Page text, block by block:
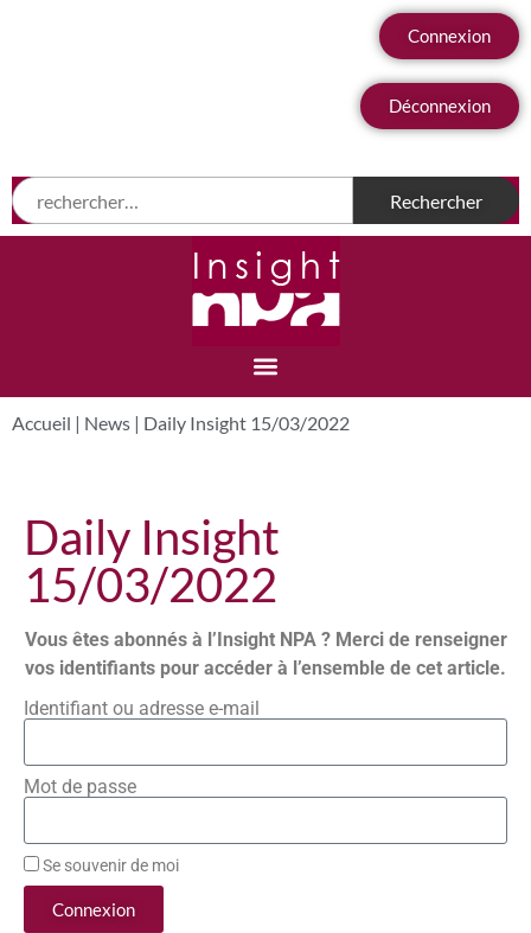
Connexion
Déconnexion
Accueil | News | Daily Insight 15/03/2022
Daily Insight
15/03/2022
Vous êtes abonnés à l’Insight NPA ? Merci de renseigner
vos identifiants pour accéder à l’ensemble de cet article.
Identifiant ou adresse e-mail
Mot de passe
Se souvenir de moi
Connexion